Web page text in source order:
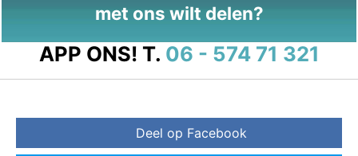
met ons wilt delen?
APP ONS! T. 06 - 574 71 321
Deel op Facebook